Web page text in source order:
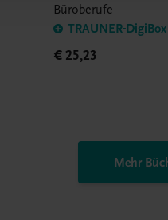
Büroberufe
TRAUNER-DigiBox
€ 25,23
Mehr